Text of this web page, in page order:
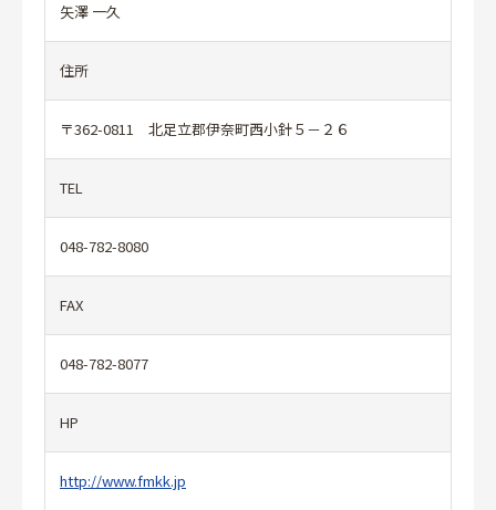
矢澤 一久
住所
〒362-0811 北足立郡伊奈町西小針５－２６
TEL
048-782-8080
FAX
048-782-8077
HP
http://www.fmkk.jp